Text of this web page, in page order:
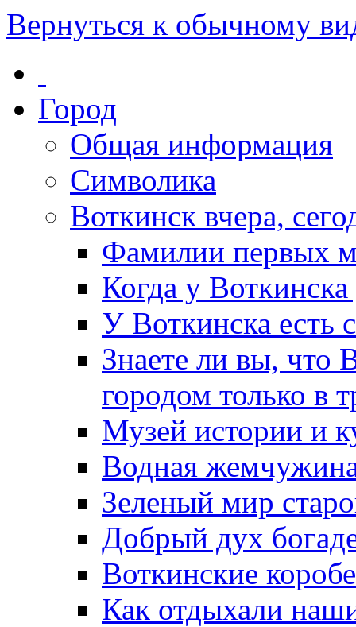
Вернуться к обычному
Город
Общая информация
Символика
Воткинск вчера,
Фамилии первых
Когда у
У Воткинска есть
Знаете ли вы, что
городом только в
Музей истории и
Водная
Зеленый мир
Добрый дух
Воткинские
Как отдыхали